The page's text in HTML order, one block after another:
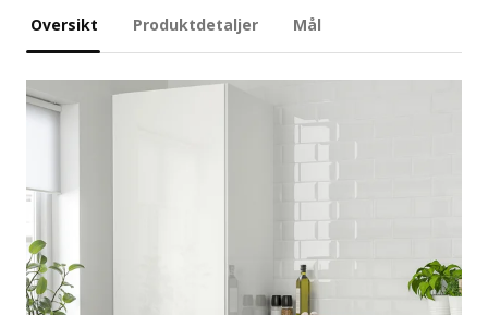
Oversikt Produktdetaljer Mål